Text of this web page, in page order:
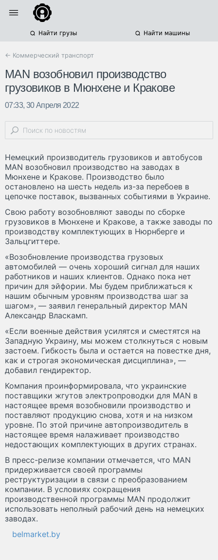
Найти грузы Найти машины
← Коммерческий транспорт
MAN возобновил производство
грузовиков в Мюнхене и Кракове
07:33, 30 Апреля 2022
Немецкий производитель грузовиков и автобусов
MAN возобновил производство на заводах в
Мюнхене и Кракове. Производство было
остановлено на шесть недель из-за перебоев в
цепочке поставок, вызванных событиями в Украине.
Свою работу возобновляют заводы по сборке
грузовиков в Мюнхене и Кракове, а также заводы по
производству комплектующих в Нюрнберге и
Зальцгиттере.
«Возобновление производства грузовых
автомобилей — очень хороший сигнал для наших
работников и наших клиентов. Однако пока нет
причин для эйфории. Мы будем приближаться к
нашим обычным уровням производства шаг за
шагом», — заявил генеральный директор MAN
Александр Власкамп.
«Если военные действия усилятся и сместятся на
Западную Украину, мы можем столкнуться с новым
застоем. Гибкость была и остается на повестке дня,
как и строгая экономическая дисциплина», —
добавил гендиректор.
Компания проинформировала, что украинские
поставщики жгутов электропроводки для MAN в
настоящее время возобновили производство и
поставляют продукцию снова, хотя и на низком
уровне. По этой причине автопроизводитель в
настоящее время налаживает производство
недостающих комплектующих в других странах.
В пресс-релизе компании отмечается, что MAN
придерживается своей программы
реструктуризации в связи с преобразованием
компании. В условиях сокращения
производственной программы MAN продолжит
использовать неполный рабочий день на немецких
заводах.
belmarket.by